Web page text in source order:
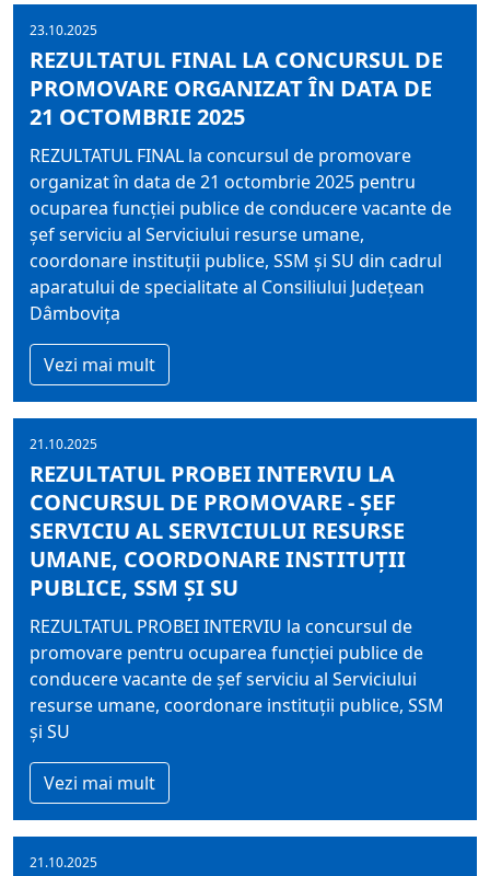
23.10.2025
REZULTATUL FINAL LA CONCURSUL DE
PROMOVARE ORGANIZAT ÎN DATA DE
21 OCTOMBRIE 2025
REZULTATUL FINAL la concursul de promovare
organizat în data de 21 octombrie 2025 pentru
ocuparea funcţiei publice de conducere vacante de
şef serviciu al Serviciului resurse umane,
coordonare instituţii publice, SSM şi SU din cadrul
aparatului de specialitate al Consiliului Judeţean
Dâmboviţa
Vezi mai mult
21.10.2025
REZULTATUL PROBEI INTERVIU LA
CONCURSUL DE PROMOVARE - ŞEF
SERVICIU AL SERVICIULUI RESURSE
UMANE, COORDONARE INSTITUŢII
PUBLICE, SSM ŞI SU
REZULTATUL PROBEI INTERVIU la concursul de
promovare pentru ocuparea funcţiei publice de
conducere vacante de şef serviciu al Serviciului
resurse umane, coordonare instituţii publice, SSM
şi SU
Vezi mai mult
21.10.2025